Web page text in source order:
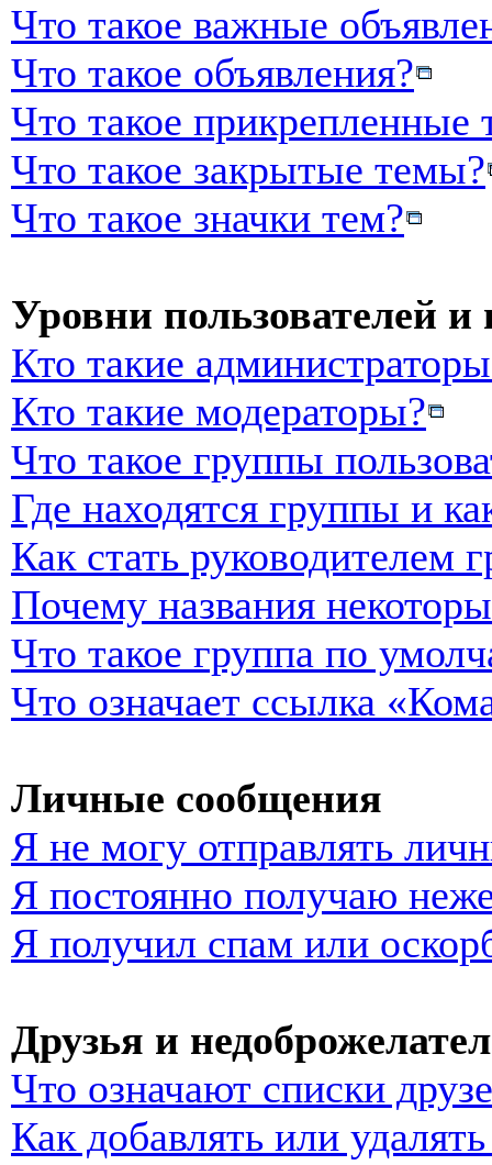
Что такое важные
Что такое объявления?
Что такое прикрепленные
Что такое закрытые темы?
Что такое значки тем?
Уровни пользователей
Кто такие
Кто такие модераторы?
Что такое группы
Где находятся группы и
Как стать руководителем
Почему названия
Что такое группа по
Что означает ссылка
Личные сообщения
Я не могу отправлять
Я постоянно получаю
Я получил спам или
Друзья и
Что означают списки
Как добавлять или